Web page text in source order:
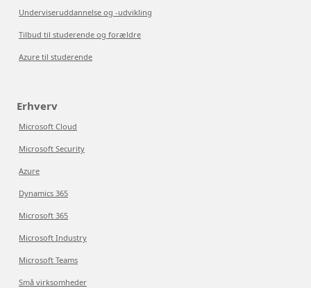
Underviseruddannelse og -udvikling
Tilbud til studerende og forældre
Azure til studerende
Erhverv
Microsoft Cloud
Microsoft Security
Azure
Dynamics 365
Microsoft 365
Microsoft Industry
Microsoft Teams
Små virksomheder